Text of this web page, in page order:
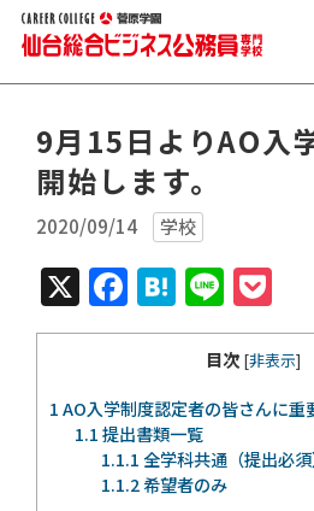
9月15日よりAO入
開始します。
2020/09/14 学校
X Facebook
Hatena
Line
目次 [非表示]
1AO入学制度認定者の皆さんに重
1.1提出書類一覧
1.1.1全学科共通（提出必須
1.1.2希望者のみ